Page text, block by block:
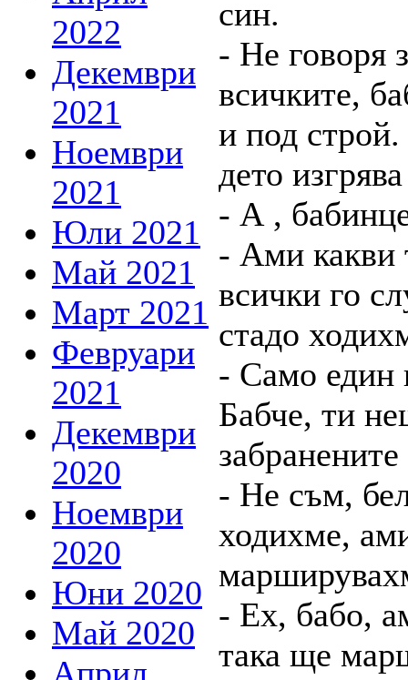
2022
Декември
2021
Ноември
2021
Юли 2021
Май 2021
Март 2021
Февруари
2021
Декември
2020
Ноември
2020
Юни 2020
Май 2020
син.
- Не говоря
всичките,
и под
дето
- А ,
- Ами какви
всички го
стадо
- Само един
Бабче, ти
- Не съм,
ходихме,
- Ех, бабо,
така ще